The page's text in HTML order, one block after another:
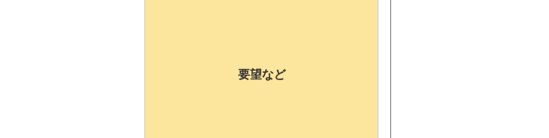
要望など